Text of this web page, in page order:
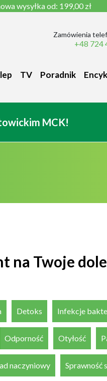
wysyłka od: 199,00 zł
Zamówienia
+48 724
TV Poradnik
MCK!
na Twoje
Detoks Infekcje
Odporność Otyłość
naczyniowy Sprawność